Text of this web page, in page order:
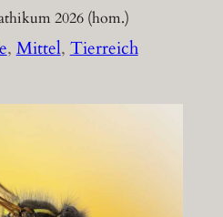
2026 (hom.)
, Mittel, Tierreich